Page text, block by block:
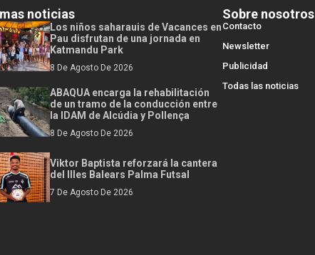
noticias
Los niños saharauis de Vacances en
Pau disfrutan de una jornada en
Katmandu Park
8 De Agosto De 2026
ABAQUA encarga la rehabilitación
de un tramo de la conducción entre
la IDAM de Alcúdia y Pollença
8 De Agosto De 2026
Viktor Baptista reforzará la cantera
del Illes Balears Palma Futsal
7 De Agosto De 2026
Sobre nosotros
Contacto
Newsletter
Publicidad
Todas las noticias